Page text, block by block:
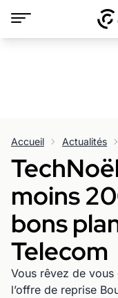
Accueil Actualités
moins
bons
Telecom
Vous rêvez de vous
l’offre de reprise